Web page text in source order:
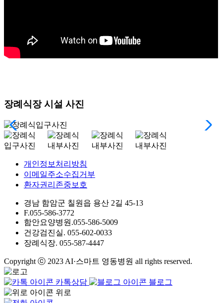
장례식장 시설 사진
개인정보처리방침
이메일주소수집거부
환자권리존중보호
경남 함암군 칠원읍 용산 2길 45-13
F.055-586-3772
함안요양병원.055-586-5009
건강검진실. 055-602-0033
장례식장. 055-587-4447
Copyright ⓒ 2023 AI·스마트 영동병원 all rights reserved.
카톡상담
블로그
위로